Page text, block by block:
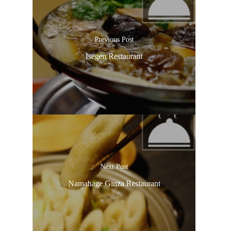
Previous Post
Isegen Restaurant
Next Post
Namahage Ginza Restaurant